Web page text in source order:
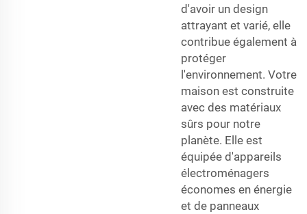
d'avoir un design
attrayant et varié, elle
contribue également à
protéger
l'environnement. Votre
maison est construite
avec des matériaux
sûrs pour notre
planète. Elle est
équipée d'appareils
électroménagers
économes en énergie
et de panneaux